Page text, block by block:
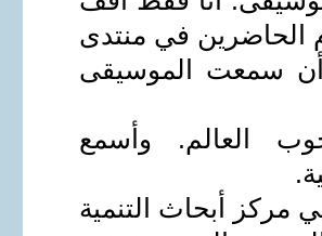
الحاضرين في منتدى
سمعت الموسيقى
العالم. وأسمع
مركز أبحاث التنمية